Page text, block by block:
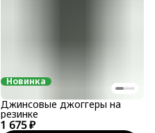
Новинка
1 675 ₽
Джинсовые джоггеры на
резинке